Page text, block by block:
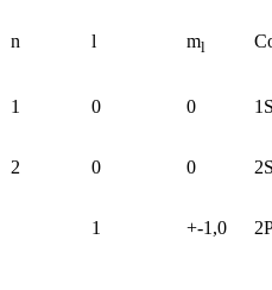
n l ml
1 0 0
2 0 0
1 +-1,0